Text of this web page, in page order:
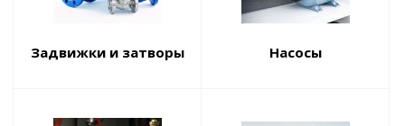
Задвижки и затворы Насосы